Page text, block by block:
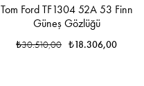
Tom Ford TF1304 52A 53 Finn
Güneş Gözlüğü
₺18.306,00
₺30.510,00